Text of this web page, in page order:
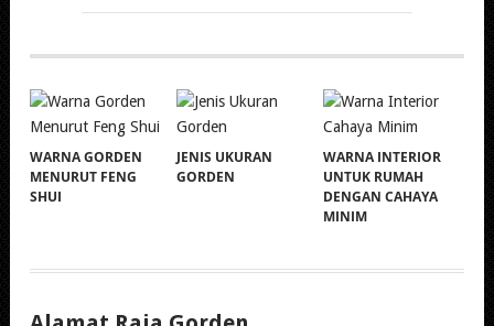
WARNA GORDEN
MENURUT FENG
SHUI
JENIS UKURAN
GORDEN
WARNA INTERIOR
UNTUK RUMAH
DENGAN CAHAYA
MINIM